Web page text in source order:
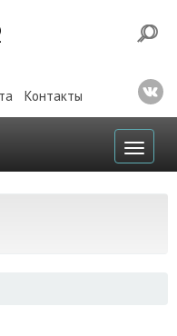
Контакты